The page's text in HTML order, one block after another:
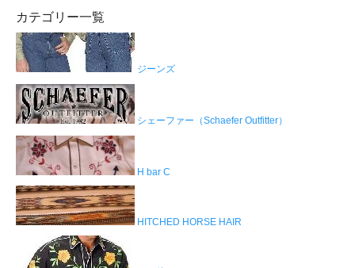
カテゴリー一覧
ジーンズ
シェーファー（Schaefer Outfitter）
H bar C
HITCHED HORSE HAIR